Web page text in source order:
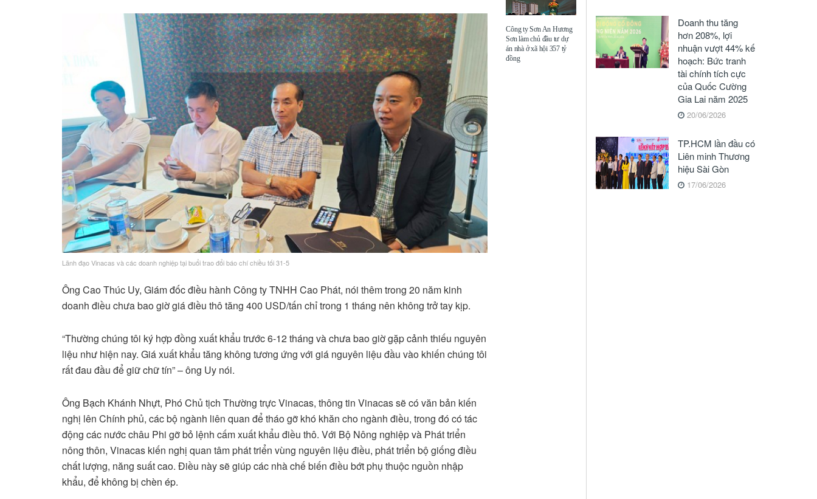
Lãnh đạo Vinacas và các doanh nghiệp tại buổi trao đổi báo chí chiều tối 31-5
Ông Cao Thúc Uy, Giám đốc điều hành Công ty TNHH Cao Phát, nói thêm trong 20 năm kinh
doanh điều chưa bao giờ giá điều thô tăng 400 USD/tấn chỉ trong 1 tháng nên không trở tay kịp.
“Thường chúng tôi ký hợp đồng xuất khẩu trước 6-12 tháng và chưa bao giờ gặp cảnh thiếu nguyên
liệu như hiện nay. Giá xuất khẩu tăng không tương ứng với giá nguyên liệu đầu vào khiến chúng tôi
rất đau đầu để giữ chữ tín” – ông Uy nói.
Ông Bạch Khánh Nhựt, Phó Chủ tịch Thường trực Vinacas, thông tin Vinacas sẽ có văn bản kiến
nghị lên Chính phủ, các bộ ngành liên quan để tháo gỡ khó khăn cho ngành điều, trong đó có tác
động các nước châu Phi gỡ bỏ lệnh cấm xuất khẩu điều thô. Với Bộ Nông nghiệp và Phát triển
nông thôn, Vinacas kiến nghị quan tâm phát triển vùng nguyên liệu điều, phát triển bộ giống điều
chất lượng, năng suất cao. Điều này sẽ giúp các nhà chế biến điều bớt phụ thuộc nguồn nhập
khẩu, để không bị chèn ép.
Công ty Sơn An Hương
Sơn làm chủ đầu tư dự
án nhà ở xã hội 357 tỷ
đồng
Doanh thu tăng
hơn 208%, lợi
nhuận vượt 44% kế
hoạch: Bức tranh
tài chính tích cực
của Quốc Cường
Gia Lai năm 2025
20/06/2026
TP.HCM lần đầu có
Liên minh Thương
hiệu Sài Gòn
17/06/2026